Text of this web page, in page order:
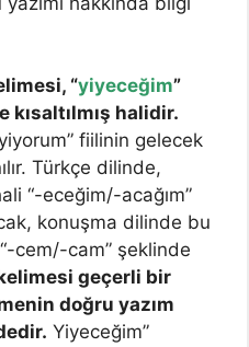
“yiyeceğim”
halidir.
fiilinin gelecek
Türkçe dilinde,
“-eceğim/-acağım”
konuşma dilinde bu
“-cem/-cam” şeklinde
geçerli bir
doğru yazım
Yiyeceğim”